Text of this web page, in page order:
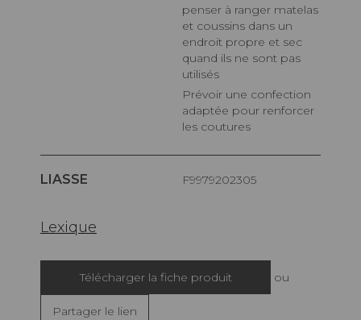
penser à ranger matelas
et coussins dans un
endroit propre et sec
quand ils ne sont pas
utilisés
Prévoir une confection
adaptée pour renforcer
les coutures
LIASSE F9979202305
Lexique
Télécharger la fiche produit ou
Partager le lien